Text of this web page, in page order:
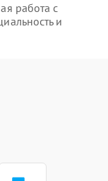
работа с
и